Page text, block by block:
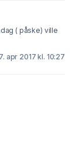
( påske) ville
apr 2017 kl. 10:27